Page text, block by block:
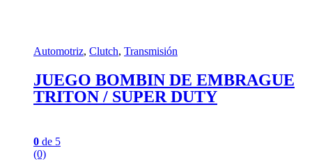
Automotriz, Clutch, Transmisión
JUEGO BOMBIN DE EMBRAGUE
TRITON / SUPER DUTY
0 de 5
(0)